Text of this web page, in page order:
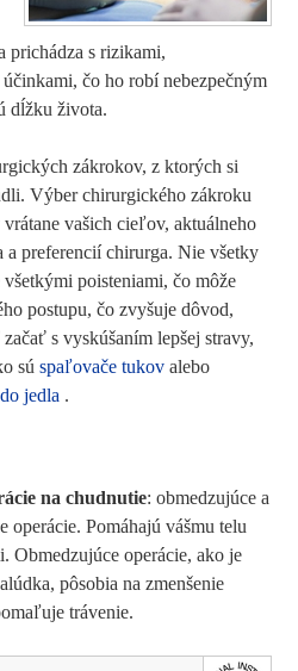
s rizikami,
čo ho robí nebezpečným
dĺžku života.
zákrokov, z ktorých si
Výber chirurgického zákroku
vašich cieľov, aktuálneho
a preferencií chirurga. Nie všetky
poisteniami, čo môže
postupu, čo zvyšuje dôvod,
s vyskúšaním lepšej stravy,
súspaľovače tukov alebo
jedla .
na chudnutie: obmedzujúce a
operácie. Pomáhajú vášmu telu
Obmedzujúce operácie, ako je
pôsobia na zmenšenie
trávenie.